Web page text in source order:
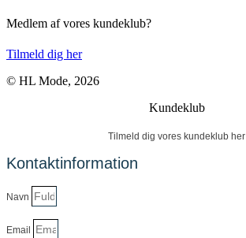
Medlem af vores kundeklub?
Tilmeld dig her
© HL Mode, 2026
Kundeklub
Tilmeld dig vores kundeklub her
Kontaktinformation
Navn
Email